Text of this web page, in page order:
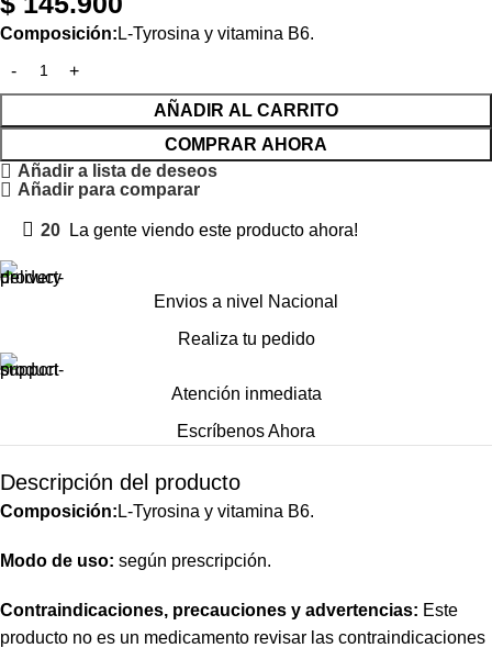
Composición: L-Tyrosina y vitamina B6.
AÑADIR AL CARRITO
COMPRAR AHORA
Añadir a lista de deseos
Añadir para comparar
20 La gente viendo este producto ahora!
Envios a nivel Nacional
Realiza tu pedido
Atención inmediata
Escríbenos Ahora
Descripción del producto
Composición: L-Tyrosina y vitamina B6.
Modo de uso: según prescripción.
Contraindicaciones, precauciones y advertencias: Este
producto no es un medicamento revisar las contraindicaciones